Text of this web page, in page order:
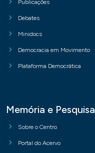
Publicações
Debates
Minidocs
Democracia em Movimento
Plataforma Democrática
Memória e Pesquisa
Sobre o Centro
Portal do Acervo